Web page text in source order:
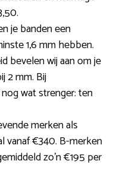
je banden een
1,6 mm hebben.
bevelen wij aan om je
2 mm. Bij
wat strenger: ten
merken als
vanaf €340. B-merken
zo’n €195 per